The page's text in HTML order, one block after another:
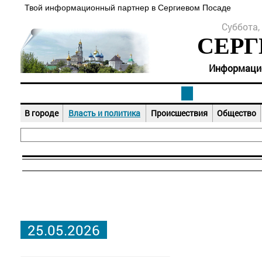
Твой информационный партнер в Сергиевом Посаде
В городе Власть и политика Происшествия Общество
25.05.2026